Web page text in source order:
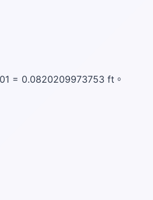
= 0.0820209973753 ft。